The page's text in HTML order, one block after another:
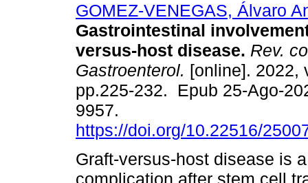
GOMEZ-VENEGAS, Álvaro
Gastrointestinal
versus-host disease. Rev.
Gastroenterol. [online]. 2022,
pp.225-232. Epub 25-Ago-
9957.
https://doi.org/10.22516/
Graft-versus-host disease is
complication after stem cell